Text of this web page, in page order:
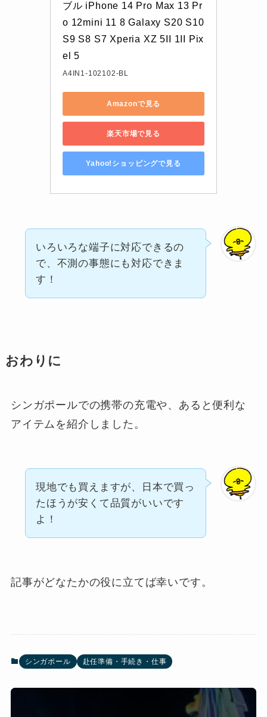
ブル iPhone 14 Pro Max 13 Pr
o 12mini 11 8 Galaxy S20 S10
S9 S8 S7 Xperia XZ 5II 1II Pix
el 5
A4IN1-102102-BL
Amazonで見る
楽天市場で見る
Yahoo!ショッピングで見る
いろいろな端子に対応できるの
で、不測の事態にも対応できま
す！
おわりに
シンガポールでの携帯の充電や、あると便利な
アイテムを紹介しました。
現地でも買えますが、日本で買っ
たほうが安くて品質がいいです
よ！
記事がどなたかの役に立てば幸いです。
シンガポール 赴任準備・手続き・仕事